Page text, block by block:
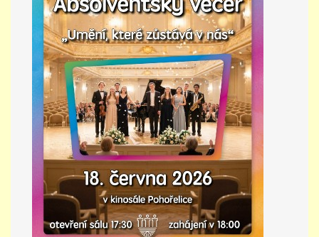
MISS VÝTVARNÝ MODEL
ZAMĚSTNÁNÍ
DOTACE
GDPR
ZUŠ Pohořelice
Školní 462